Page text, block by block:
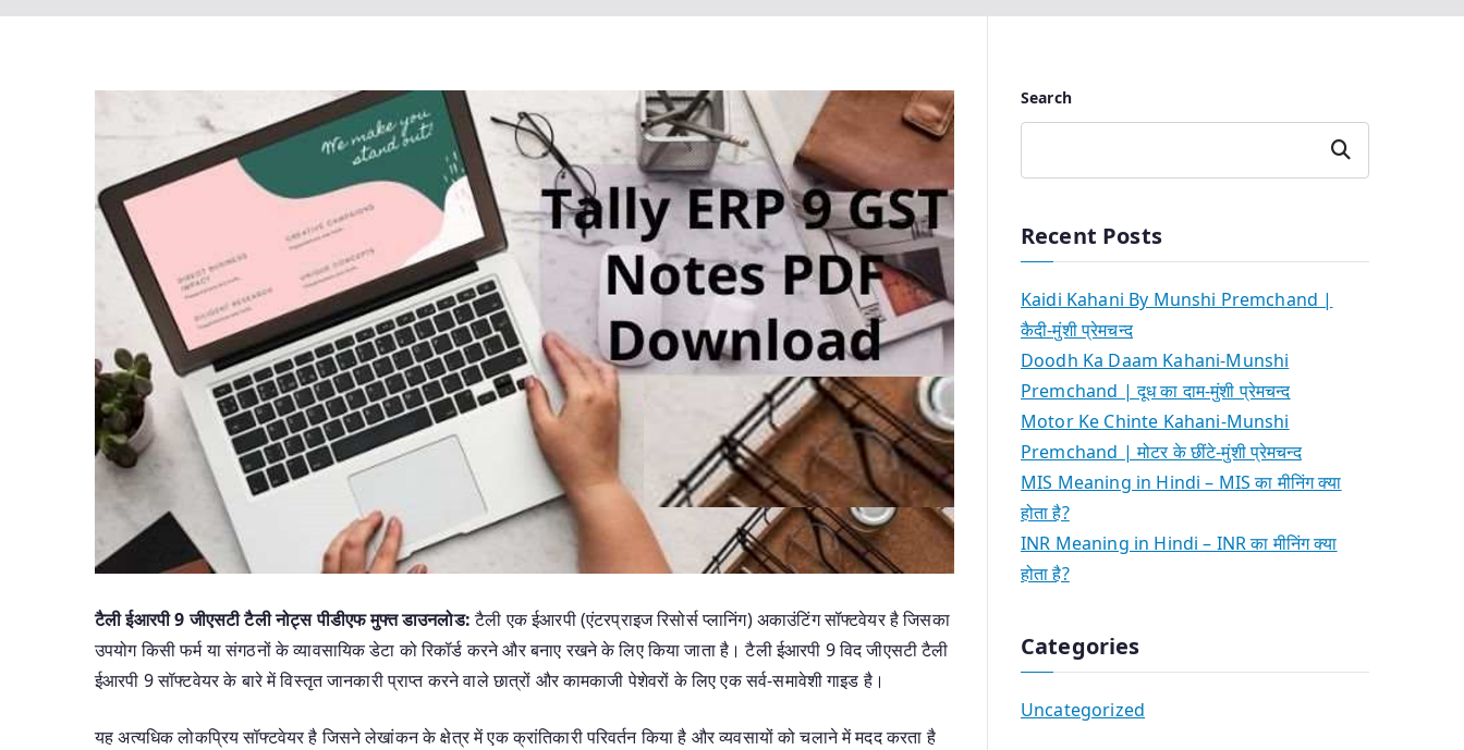
टैली ईआरपी 9 जीएसटी टैली नोट्स पीडीएफ मुफ्त डाउनलोड:टैली एक ईआरपी (एंटरप्राइज रिसोर्स प्लानिंग) अकाउंटिंग सॉफ्टवेयर है जिसका
उपयोग किसी फर्म या संगठनों के व्यावसायिक डेटा को रिकॉर्ड करने और बनाए रखने के लिए किया जाता है।टैली ईआरपी 9 विद जीएसटी टैली
ईआरपी 9 सॉफ्टवेयर के बारे में विस्तृत जानकारी प्राप्त करने वाले छात्रों और कामकाजी पेशेवरों के लिए एक सर्व-समावेशी गाइड है।
यह अत्यधिक लोकप्रिय सॉफ्टवेयर है जिसने लेखांकन के क्षेत्र में एक क्रांतिकारी परिवर्तन किया है और व्यवसायों को चलाने में मदद करता है
Search
Search
Recent Posts
Kaidi Kahani By Munshi Premchand |
कैदी-मुंशी प्रेमचन्द
Doodh Ka Daam Kahani-Munshi
Premchand | दूध का दाम-मुंशी प्रेमचन्द
Motor Ke Chinte Kahani-Munshi
Premchand | मोटर के छींटे-मुंशी प्रेमचन्द
MIS Meaning in Hindi – MIS का मीनिंग क्या
होता है?
INR Meaning in Hindi – INR का मीनिंग क्या
होता है?
Categories
Uncategorized